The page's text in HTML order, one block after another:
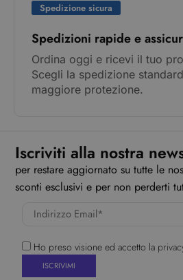
Spedizione sicura
Spedizioni rapide e
Ordina oggi e ricevi il tuo
Scegli la spedizione
maggiore protezione.
Iscriviti alla nostra
per restare aggiornato su tutte le
sconti esclusivi e per non perderti
Ho preso visione ed accetto la